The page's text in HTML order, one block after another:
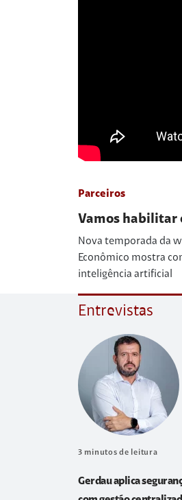
Parceiros
Vamos habilitar
Nova temporada da
Econômico mostra
inteligência artificial
Entrevistas
3 minutos de leitura
Gerdau aplica